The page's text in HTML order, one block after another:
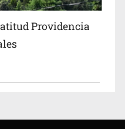
Providencia